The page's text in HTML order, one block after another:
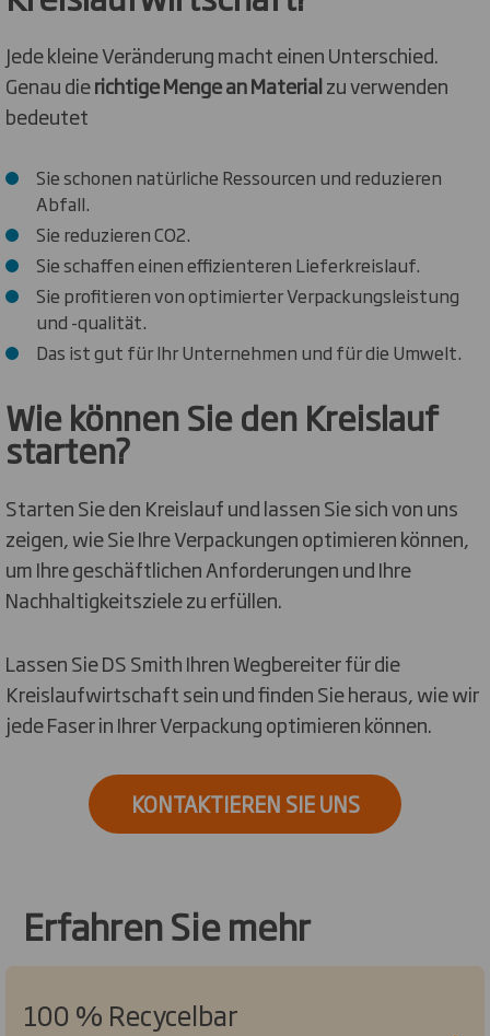
Jede kleine Veränderung macht einen Unterschied.
Genau dierichtige Menge an Materialzu verwenden
bedeutet
Sie schonen natürliche Ressourcen und reduzieren
Abfall.
Sie reduzieren CO2.
Sie schaffen einen effizienteren Lieferkreislauf.
Sie profitieren von optimierter Verpackungsleistung
und -qualität.
Das ist gut für Ihr Unternehmen und für die Umwelt.
Wie können Sie den Kreislauf
starten?
Starten Sie den Kreislauf und lassen Sie sich von uns
zeigen, wie Sie Ihre Verpackungen optimieren können,
um Ihre geschäftlichen Anforderungen und Ihre
Nachhaltigkeitsziele zu erfüllen.
Lassen Sie DS Smith Ihren Wegbereiter für die
Kreislaufwirtschaft sein und finden Sie heraus, wie wir
jede Faser in Ihrer Verpackung optimieren können.
KONTAKTIEREN SIE UNS
Erfahren Sie mehr
100 % Recycelbar